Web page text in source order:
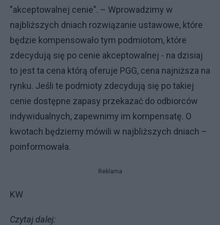
"akceptowalnej cenie". – Wprowadzimy w
najbliższych dniach rozwiązanie ustawowe, które
będzie kompensowało tym podmiotom, które
zdecydują się po cenie akceptowalnej - na dzisiaj
to jest ta cena którą oferuje PGG, cena najniższa na
rynku. Jeśli te podmioty zdecydują się po takiej
cenie dostępne zapasy przekazać do odbiorców
indywidualnych, zapewnimy im kompensatę. O
kwotach będziemy mówili w najbliższych dniach –
poinformowała.
Reklama
KW
Czytaj dalej: